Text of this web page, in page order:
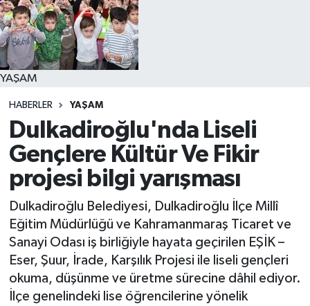
YAŞAM
HABERLER YAŞAM
Dulkadiroğlu'nda Liseli
Gençlere Kültür Ve Fikir
projesi bilgi yarışması
Dulkadiroğlu Belediyesi, Dulkadiroğlu İlçe Millî
Eğitim Müdürlüğü ve Kahramanmaraş Ticaret ve
Sanayi Odası iş birliğiyle hayata geçirilen EŞİK –
Eser, Şuur, İrade, Karşılık Projesi ile liseli gençleri
okuma, düşünme ve üretme sürecine dâhil ediyor.
İlçe genelindeki lise öğrencilerine yönelik
YAŞAM